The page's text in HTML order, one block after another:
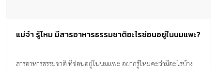
แม่จ๋า รู้ไหม มีสารอาหารธรรมชาติอะไรซ่อนอยู่ในนมแพะ?
สารอาหารธรรมชาติ ที่ซ่อนอยู่ในนมแพะ อยากรู้ไหมคะว่ามีอะไรบ้าง